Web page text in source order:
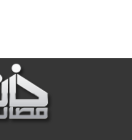
می شود، شناخته شده است. کفپوش
کفپوش‌های مرسوم مثل پارکت،
برای سال‌های سال کیفیت و زیبایی
همچنین کفپوش بتنی به راحتی تمیز